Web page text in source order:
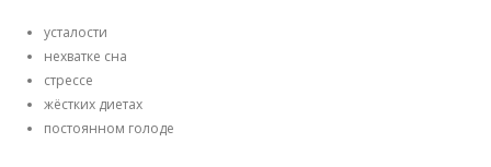
усталости
нехватке сна
стрессе
жёстких диетах
постоянном голоде